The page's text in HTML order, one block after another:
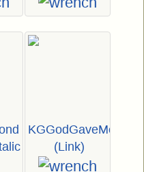
KGGodGaveMeYou
(Link)